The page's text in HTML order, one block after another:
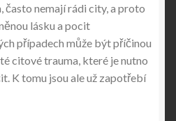
často nemají rádi city, a proto
lásku a pocit
případech může být příčinou
citové trauma, které je nutno
K tomu jsou ale už zapotřebí